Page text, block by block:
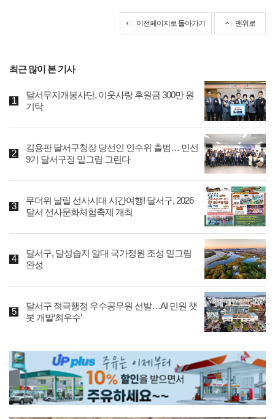
이전페이지로 돌아가기 맨위로
최근 많이 본 기사
달서무지개봉사단, 이웃사랑 후원금 300만 원
기탁
김용판 달서구청장 당선인 인수위 출범… 민선
9기 달서구정 밑그림 그린다
무더위 날릴 선사시대 시간여행! 달서구, 2026
달서 선사문화체험축제 개최
달서구, 달성습지 일대 국가정원 조성 밑그림
완성
달서구 적극행정 우수공무원 선발…AI 민원 챗
봇 개발‘최우수’